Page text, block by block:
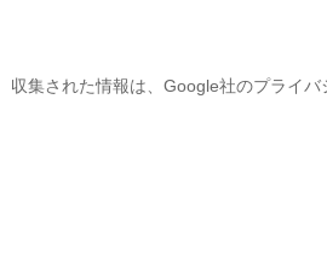
集された情報は、Google社のプライバ